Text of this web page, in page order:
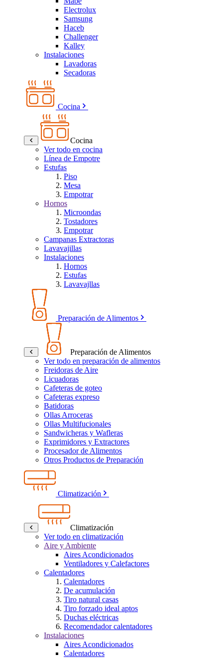
Electrolux
Samsung
Haceb
Challenger
Kalley
Instalaciones
Lavadoras
Secadoras
Cocina
Cocina
Ver todo en cocina
Línea de Empotre
Estufas
Piso
Mesa
Empotrar
Hornos
Microondas
Tostadores
Empotrar
Campanas Extractoras
Lavavajillas
Instalaciones
Hornos
Estufas
Lavavajllas
Preparación de Alimentos
Preparación de Alimentos
Ver todo en preparación de alimentos
Freidoras de Aire
Licuadoras
Cafeteras de goteo
Cafeteras expreso
Batidoras
Ollas Arroceras
Ollas Multifucionales
Sandwicheras y Wafleras
Exprimidores y Extractores
Procesador de Alimentos
Otros Productos de Preparación
Climatización
Climatización
Ver todo en climatización
Aire y Ambiente
Aires Acondicionados
Ventiladores y Calefactores
Calentadores
Calentadores
De acumulación
Tiro natural casas
Tiro forzado ideal aptos
Duchas eléctricas
Recomendador calentadores
Instalaciones
Aires Acondicionados
Calentadores